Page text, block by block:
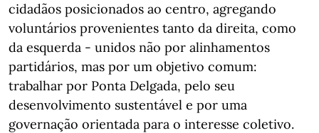
cidadãos posicionados ao centro, agregando
voluntários provenientes tanto da direita, como
da esquerda - unidos não por alinhamentos
partidários, mas por um objetivo comum:
trabalhar por Ponta Delgada, pelo seu
desenvolvimento sustentável e por uma
governação orientada para o interesse coletivo.